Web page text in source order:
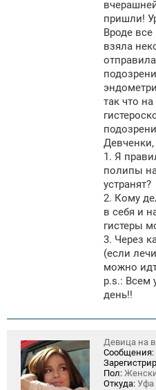
и
пришли!
Вроде
взяла
так что
1. Я
полипы
устранят?
2. Кому
в себя и
гистеры
3. Через
(если
можно
p.s.: Всем
день!!
Девица на
Сообщения:
Пол:
Откуда: Уфа